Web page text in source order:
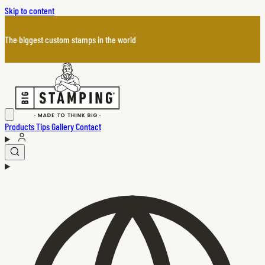
Skip to content
The biggest custom stamps in the world
ProductsTipsGalleryContact